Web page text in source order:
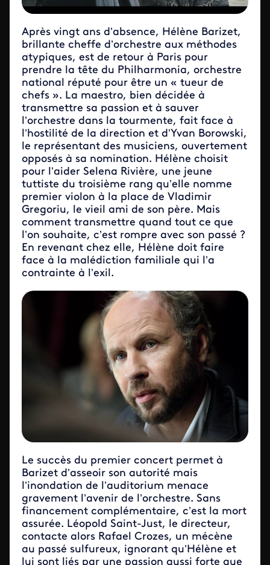
Après vingt ans d’absence, Hélène Barizet,
brillante cheffe d’orchestre aux méthodes
atypiques, est de retour à Paris pour
prendre la tête du Philharmonia, orchestre
national réputé pour être un « tueur de
chefs ». La maestro, bien décidée à
transmettre sa passion et à sauver
l’orchestre dans la tourmente, fait face à
l’hostilité de la direction et d’Yvan Borowski,
le représentant des musiciens, ouvertement
opposés à sa nomination. Hélène choisit
pour l’aider Selena Rivière, une jeune
tuttiste du troisième rang qu’elle nomme
premier violon à la place de Vladimir
Gregoriu, le vieil ami de son père. Mais
comment transmettre quand tout ce que
l’on souhaite, c’est rompre avec son passé ?
En revenant chez elle, Hélène doit faire
face à la malédiction familiale qui l’a
contrainte à l’exil.
Le succès du premier concert permet à
Barizet d’asseoir son autorité mais
l’inondation de l’auditorium menace
gravement l’avenir de l’orchestre. Sans
financement complémentaire, c’est la mort
assurée. Léopold Saint-Just, le directeur,
contacte alors Rafael Crozes, un mécène
au passé sulfureux, ignorant qu’Hélène et
lui sont liés par une passion aussi forte que